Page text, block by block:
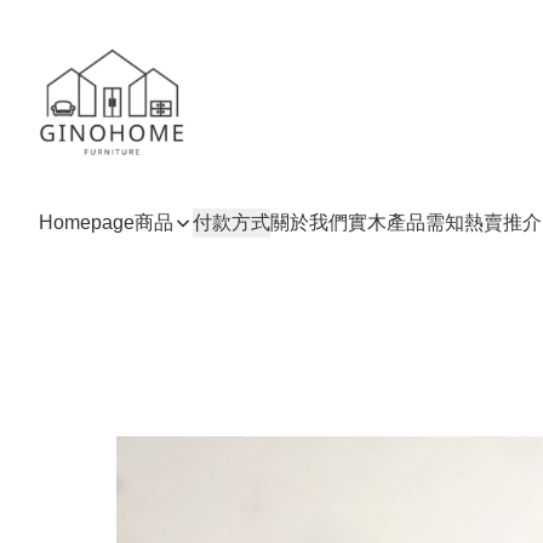
Homepage商品 付款方式關於我們實木產品需知熱賣推介